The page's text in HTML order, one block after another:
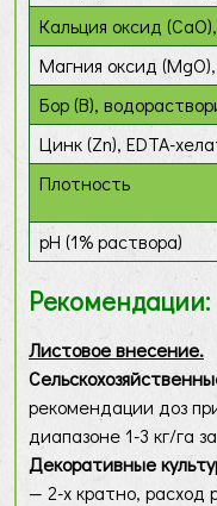
Кальция оксид
Магния оксид
Бор (B),
Цинк (Zn), EDTA-
Плотность
pH (1% раствора)
Рекомендации:
Листовое внесение.
рекомендации доз
диапазоне 1-3 кг/га
Декоративные
— 2-х кратно, расход